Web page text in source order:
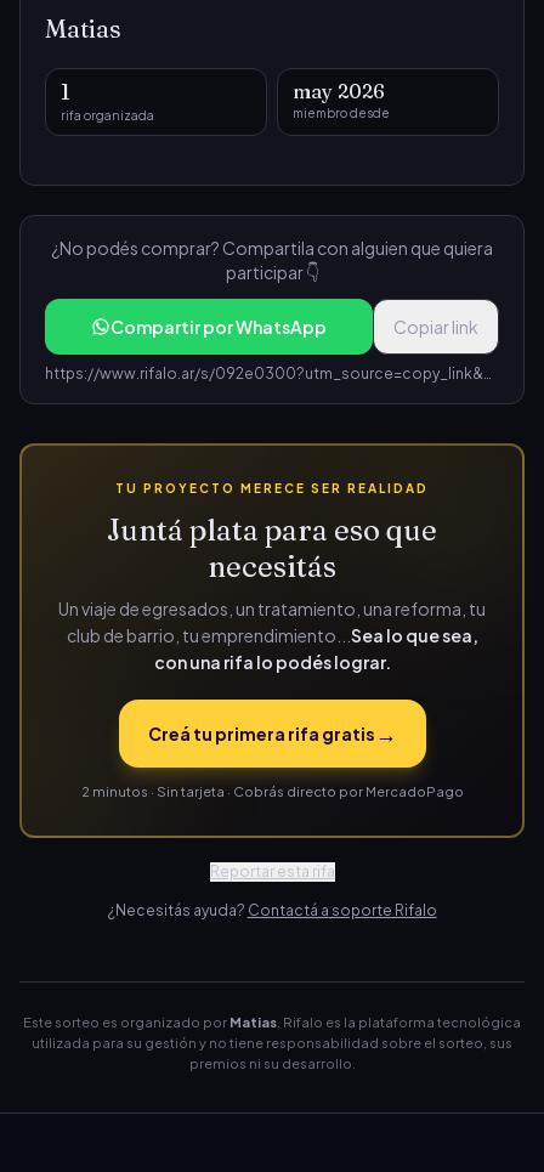
Matias
1
rifa organizada
may 2026
miembro desde
¿No podés comprar? Compartila con alguien que quiera
participar 👇
Compartir por WhatsApp Copiar link
https://www.rifalo.ar/s/092e0300?utm_source=copy_link&utm_medium=share&utm_campaign=rifa_092e0300-4637-4f9e-87fa-6deb16f8ed19
TU PROYECTO MERECE SER REALIDAD
Juntá plata para eso que
necesitás
Un viaje de egresados, un tratamiento, una reforma, tu
club de barrio, tu emprendimiento... Sea lo que sea,
con una rifa lo podés lograr.
Creá tu primera rifa gratis →
2 minutos · Sin tarjeta · Cobrás directo por MercadoPago
Reportar esta rifa
¿Necesitás ayuda? Contactá a soporte Rifalo
Este sorteo es organizado por Matias . Rifalo es la plataforma tecnológica
utilizada para su gestión y no tiene responsabilidad sobre el sorteo, sus
premios ni su desarrollo.